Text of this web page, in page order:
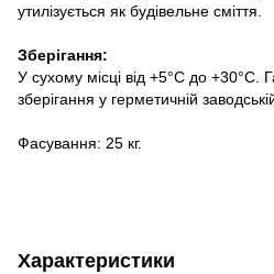
утилізується як будівельне сміття.
Зберігання:
У сухому місці від +5°С до +30°С.
зберігання у герметичній
Фасування: 25 кг.
Характеристики